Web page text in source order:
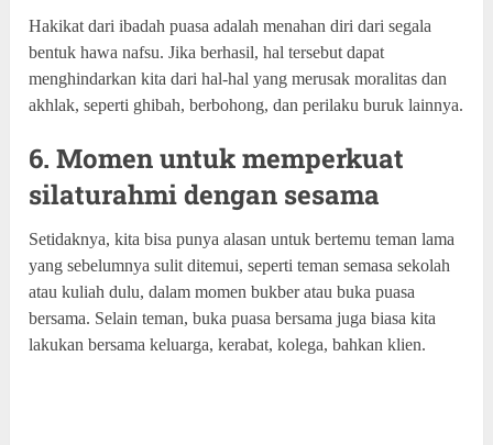
Hakikat dari ibadah puasa adalah menahan diri dari segala
bentuk hawa nafsu. Jika berhasil, hal tersebut dapat
menghindarkan kita dari hal-hal yang merusak moralitas dan
akhlak, seperti ghibah, berbohong, dan perilaku buruk lainnya.
6. Momen untuk memperkuat
silaturahmi dengan sesama
Setidaknya, kita bisa punya alasan untuk bertemu teman lama
yang sebelumnya sulit ditemui, seperti teman semasa sekolah
atau kuliah dulu, dalam momen bukber atau buka puasa
bersama. Selain teman, buka puasa bersama juga biasa kita
lakukan bersama keluarga, kerabat, kolega, bahkan klien.